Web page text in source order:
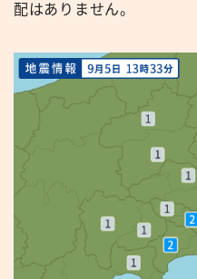
配はありません。